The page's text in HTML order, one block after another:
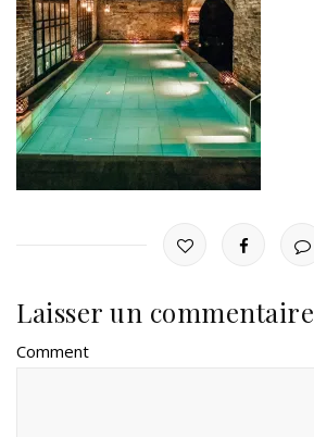
Laisser un commentaire
Comment